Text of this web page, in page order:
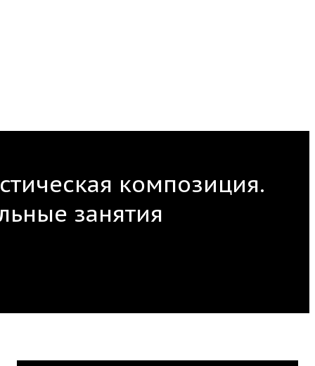
композиция.
занятия